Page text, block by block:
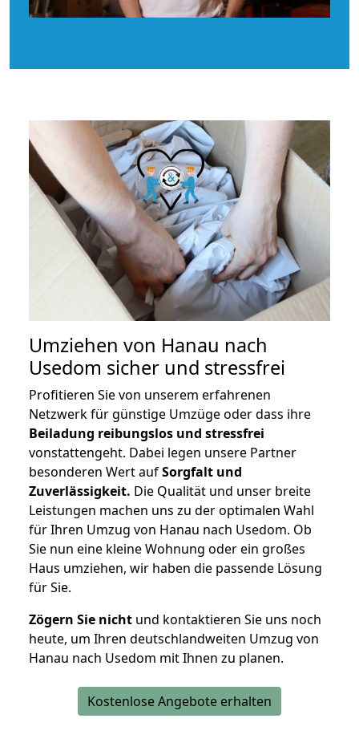
Umziehen von Hanau nach
Usedom sicher und stressfrei
Profitieren Sie von unserem erfahrenen
Netzwerk für günstige Umzüge oder dass ihre
Beiladung reibungslos und stressfrei
vonstattengeht. Dabei legen unsere Partner
besonderen Wert aufSorgfalt und
Zuverlässigkeit. Die Qualität und unser breite
Leistungen machen uns zu der optimalen Wahl
für Ihren Umzug von Hanau nach Usedom. Ob
Sie nun eine kleine Wohnung oder ein großes
Haus umziehen, wir haben die passende Lösung
für Sie.
Zögern Sie nicht und kontaktieren Sie uns noch
heute, um Ihren deutschlandweiten Umzug von
Hanau nach Usedom mit Ihnen zu planen.
Kostenlose Angebote erhalten